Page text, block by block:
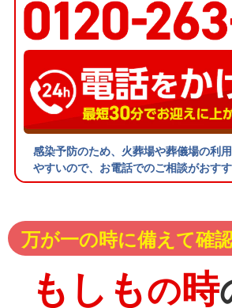
感染予防のため、火葬場や葬儀場の利
やすいので、お電話でのご相談がおす
万が一の時に備えて確
もしもの時